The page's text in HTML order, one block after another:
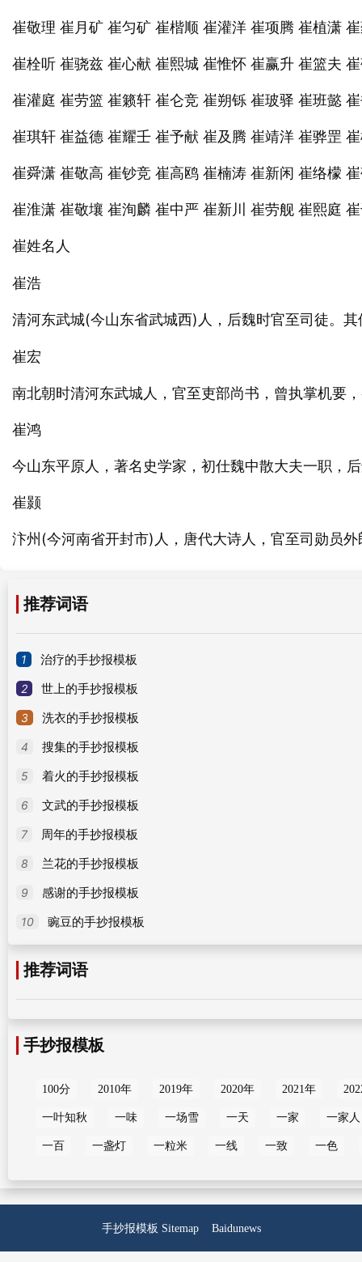
崔敬理 崔月矿 崔匀矿 崔楷顺 崔灌洋 崔项腾 崔植潇
崔栓听 崔骁兹 崔心献 崔熙城 崔惟怀 崔赢升 崔篮夫
崔灌庭 崔劳篮 崔籁轩 崔仑竞 崔朔铄 崔玻驿 崔班懿
崔琪轩 崔益德 崔耀壬 崔予献 崔及腾 崔靖洋 崔骅罡
崔舜潇 崔敬高 崔钞竞 崔高鸥 崔楠涛 崔新闲 崔络檬
崔淮潇 崔敬壤 崔洵麟 崔中严 崔新川 崔劳舰 崔熙庭
崔姓名 人
崔浩
清河东武城(今山东省武城西) 人 ，后魏时官至司徒。
崔宏
南北朝时清河东武城人，官至吏部尚书，曾执掌机要
崔鸿
今山东平原人，著名史学家，初仕魏中散大夫一职，
崔颢
汴州(今河南省开封市)人，唐代大诗人，官至司勋员
推荐词语
1 治疗的手抄报模板
2 世上的手抄报模板
3 洗衣的手抄报模板
4 搜集的手抄报模板
5 着火的手抄报模板
6 文武的手抄报模板
7 周年的手抄报模板
8 兰花的手抄报模板
9 感谢的手抄报模板
10 豌豆的手抄报模板
推荐词语
手抄报模板
100分 2010年 2019年 2020年 2021年
一叶知秋 一味 一场雪 一天 一家 一家人
一百 一盏灯 一粒米 一线 一致 一色
手抄报模板 Sitemap Baidunews